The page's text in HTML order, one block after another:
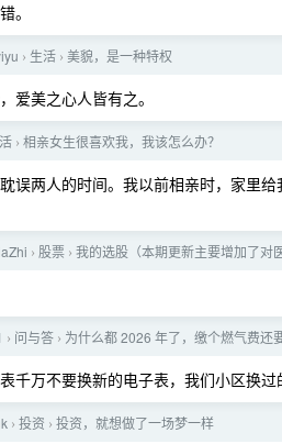
。
› 生活 › 美貌，是一种特权
爱美之心人皆有之。
› 相亲女生很喜欢我，我该怎么办？
误两人的时间。我以前相亲时，家里
› 股票 › 我的选股（本期更新主要增加了对
› 问与答 › 为什么都 2026 年了，缴个燃气费还
千万不要换新的电子表，我们小区换过
› 投资 › 投资，就想做了一场梦一样